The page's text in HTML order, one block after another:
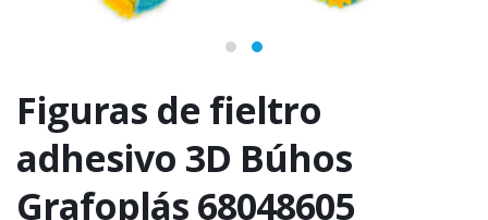
Figuras de fieltro
adhesivo 3D Búhos
Grafoplás 68048605